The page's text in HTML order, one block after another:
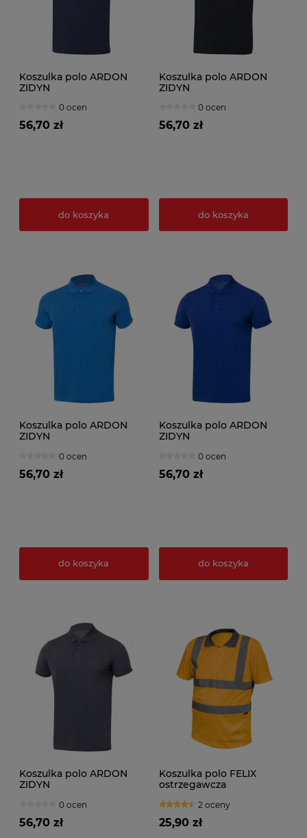
Koszulka polo ARDON
ZIDYN
0 ocen
56,70 zł
do koszyka
Koszulka polo ARDON
ZIDYN
0 ocen
56,70 zł
do koszyka
Koszulka polo ARDON
ZIDYN
0 ocen
56,70 zł
do koszyka
Koszulka polo ARDON
ZIDYN
0 ocen
56,70 zł
do koszyka
Koszulka polo ARDON
ZIDYN
0 ocen
56,70 zł
Koszulka polo FELIX
ostrzegawcza
2 oceny
25,90 zł